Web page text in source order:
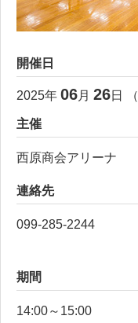
開催日
2025年 06月 26日 （
主催
西原商会アリーナ
連絡先
099-285-2244
期間
14:00～15:00